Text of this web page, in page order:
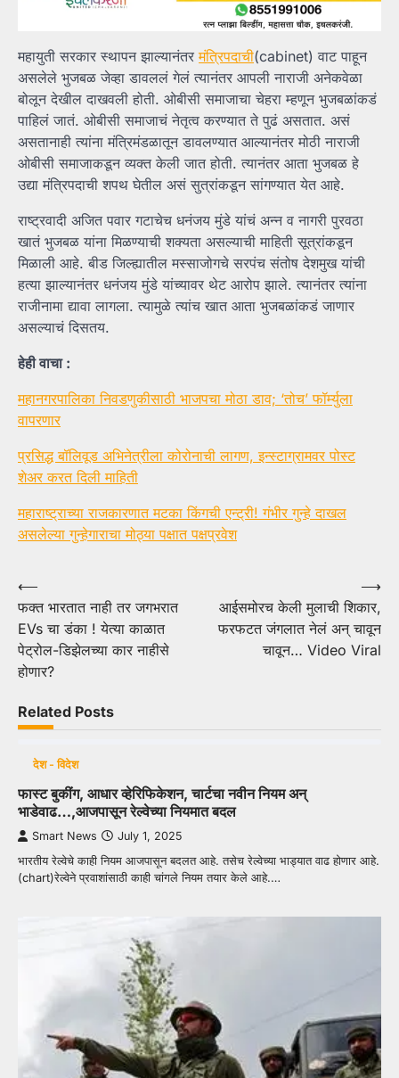
महायुती सरकार स्थापन झाल्यानंतरमंत्रिपदाची(cabinet) वाट पाहून
असलेले भुजबळ जेव्हा डावललं गेलं त्यानंतर आपली नाराजी अनेकवेळा
बोलून देखील दाखवली होती. ओबीसी समाजाचा चेहरा म्हणून भुजबळांकडं
पाहिलं जातं. ओबीसी समाजाचं नेतृत्व करण्यात ते पुढं असतात. असं
असतानाही त्यांना मंत्रिमंडळातून डावलण्यात आल्यानंतर मोठी नाराजी
ओबीसी समाजाकडून व्यक्त केली जात होती. त्यानंतर आता भुजबळ हे
उद्या मंत्रिपदाची शपथ घेतील असं सुत्रांकडून सांगण्यात येत आहे.
राष्ट्रवादी अजित पवार गटाचेच धनंजय मुंडे यांचं अन्न व नागरी पुरवठा
खातं भुजबळ यांना मिळण्याची शक्यता असल्याची माहिती सूत्रांकडून
मिळाली आहे. बीड जिल्ह्यातील मस्साजोगचे सरपंच संतोष देशमुख यांची
हत्या झाल्यानंतर धनंजय मुंडे यांच्यावर थेट आरोप झाले. त्यानंतर त्यांना
राजीनामा द्यावा लागला. त्यामुळे त्यांच खात आता भुजबळांकडं जाणार
असल्याचं दिसतय.
हेही वाचा :
महानगरपालिका निवडणुकीसाठी भाजपचा मोठा डाव; ‘तोच’ फॉर्म्युला
वापरणार
प्रसिद्ध बॉलिवूड अभिनेत्रीला कोरोनाची लागण, इन्स्टाग्रामवर पोस्ट
शेअर करत दिली माहिती
महाराष्ट्राच्या राजकारणात मटका किंगची एन्ट्री! गंभीर गुन्हे दाखल
असलेल्या गुन्हेगाराचा मोठ्या पक्षात पक्षप्रवेश
Post
navigation
⟵
फक्त भारतात नाही तर जगभरात
EVs चा डंका ! येत्या काळात
पेट्रोल-डिझेलच्या कार नाहीसे
होणार?
आईसमोरच केली मुलाची शिकार,
फरफटत जंगलात नेलं अन् चावून
चावून… Video Viral
⟶
Related Posts
देश - विदेश
फास्ट बुकींग, आधार व्हेरिफिकेशन, चार्टचा नवीन नियम अन्
भाडेवाढ…,आजपासून रेल्वेच्या नियमात बदल
Smart News July 1, 2025
भारतीय रेल्वेचे काही नियम आजपासून बदलत आहे. तसेच रेल्वेच्या भाड्यात वाढ होणार आहे.
(chart)रेल्वेने प्रवाशांसाठी काही चांगले नियम तयार केले आहे.…